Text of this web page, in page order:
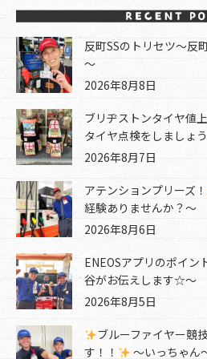
反町SSのトリセツ～反
～
2026年8月8日
ブリヂストンタイヤ値
タイヤ点検をしましょ
2026年8月7日
アテンションプリーズ！
経験ありませんか？～
2026年8月6日
ENEOSアプリのポイン
谷がお伝えします☆～
2026年8月5日
ブルーファイヤー競
す！！
～いっちゃん